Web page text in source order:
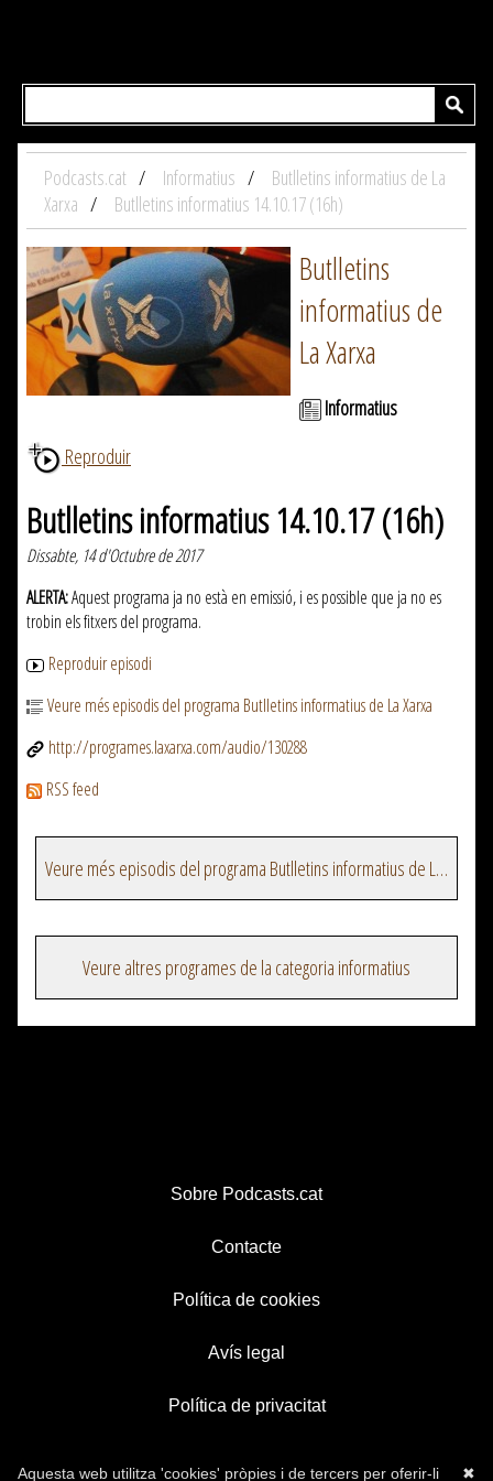
Podcasts.cat Informatius
Butlletins informatius de La
Xarxa
Butlletins informatius 14.10.17 (16h)
Butlletins
informatius de
La Xarxa
Informatius
Reproduir
Butlletins informatius 14.10.17 (16h)
Dissabte, 14 d'Octubre de 2017
ALERTA:Aquest programa ja no està en emissió, i es possible que ja no es
trobin els fitxers del programa.
Reproduir episodi
Veure més episodis del programa Butlletins informatius de La Xarxa
http://programes.laxarxa.com/audio/130288
RSS feed
Veure més episodis del programa Butlletins informatius de La Xarxa
Veure altres programes de la categoria informatius
Sobre Podcasts.cat
Contacte
Política de cookies
Avís legal
Política de privacitat
✖
Aquesta web utilitza 'cookies' pròpies i de tercers per oferir-li